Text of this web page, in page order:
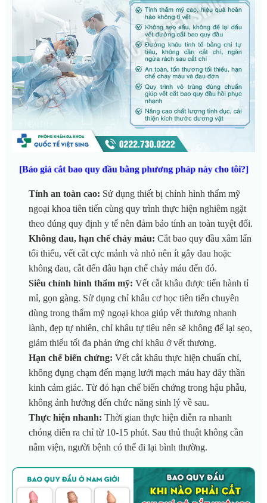
[Báo giá cắt bao quy đầu bằng phương pháp này cho tôi?]
Tính an toàn cao: Sử dụng thiết bị chỉnh hình thẩm mỹ
ngoại khoa tiên tiến cùng quy trình thực hiện nghiêm ngặt
theo đúng quy định y tế nên đảm bảo tính an toàn tuyệt đối.
Không đau, hạn chế chảy máu: Cắt bao quy đầu xâm lấn
tối thiểu, vết cắt cực mảnh và nhỏ nên ít gây đau hoặc
không đau, cắt đến đâu hạn chế chảy máu đến đó.
Siêu chỉnh hình thẩm mỹ: Vết cắt khâu được tiến hành tỉ
mỉ, gọn gàng. Sử dụng chỉ khâu cơ học tiên tiến chuyên
dùng trong thẩm mỹ ngoại khoa giúp vết thương nhanh
lành, đẹp tự nhiên, chỉ khâu tự tiêu nên sẽ không để lại sẹo,
giảm thiểu tối đa phản ứng chỉ khâu ở vết thương.
Hạn chế biến chứng: Vết cắt khâu thực hiện chuẩn chỉ,
không đụng chạm đến mạng lưới mạch máu hay dây thần
kinh cảm giác. Từ đó hạn chế biến chứng trong hậu phẫu,
không ảnh hưởng đến chức năng sinh lý về sau.
Thực hiện nhanh: Thời gian thực hiện diễn ra nhanh
chóng diễn ra chỉ từ 10-15 phút. Sau thủ thuật không cần
nằm viện, người bệnh có thể đi lại bình thường.